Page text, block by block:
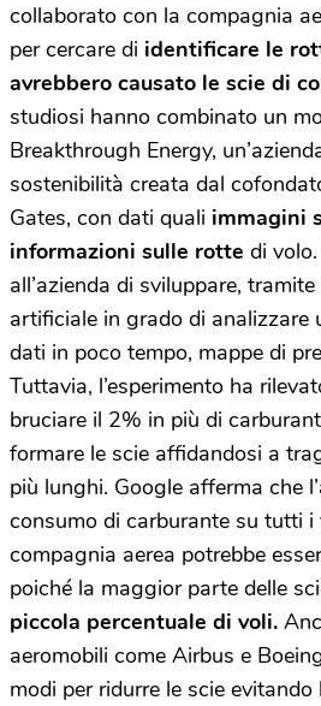
collaborato con la compagnia
per cercare di identificare le
avrebbero causato le scie di
studiosi hanno combinato un
Breakthrough Energy,
sostenibilità creata dal
Gates, con dati quali immagini
informazioni sulle rotte di
all’azienda di sviluppare, tramite
artificiale in grado di analizzare
dati in poco tempo, mappe di
Tuttavia, l’esperimento ha
bruciare il 2% in più di
formare le scie affidandosi a
più lunghi. Google afferma che
consumo di carburante su tutti i
compagnia aerea potrebbe
poiché la maggior parte delle
piccola percentuale di voli.
aeromobili come Airbus e
modi per ridurre le scie evitando